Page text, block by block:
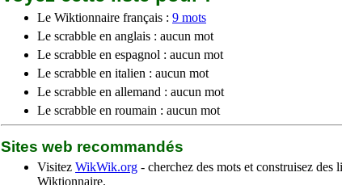
Le Wiktionnaire français : 9 mots
Le scrabble en anglais : aucun mot
Le scrabble en espagnol : aucun mot
Le scrabble en italien : aucun mot
Le scrabble en allemand : aucun mot
Le scrabble en roumain : aucun mot
Sites web recommandés
Visitez WikWik.org - cherchez des mots et construisez des
Wiktionnaire.